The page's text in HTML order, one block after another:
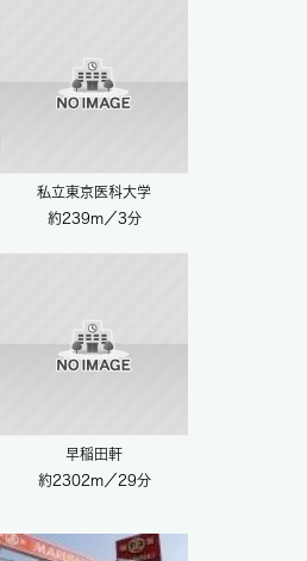
私立東京医科大学
約239m／3分
早稲田軒
約2302m／29分